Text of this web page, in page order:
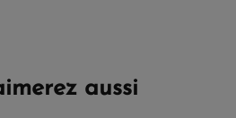
aussi